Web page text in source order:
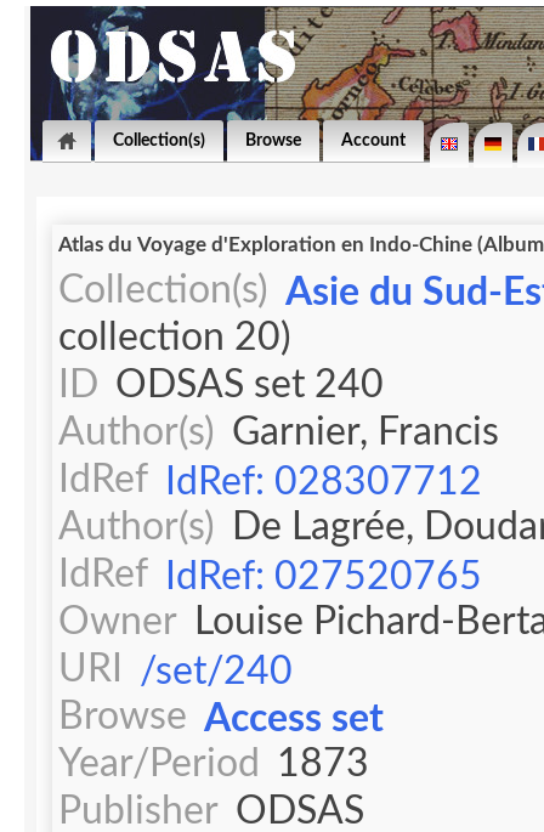
Collection(s) Browse Account
Atlas du Voyage d'Exploration en Indo-Chine
Collection(s) Asie du Sud-
collection 20)
ID ODSAS set 240
Author(s) Garnier, Francis
IdRef
IdRef: 028307712
Author(s)
De Lagrée,
IdRef
IdRef: 027520765
Owner
Louise Pichard-
URI
/set/240
Browse Access set
Year/Period
1873
Publisher ODSAS